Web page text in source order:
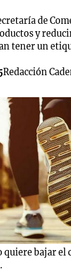
de
y
tener un
Redacción
quiere bajar el
2026